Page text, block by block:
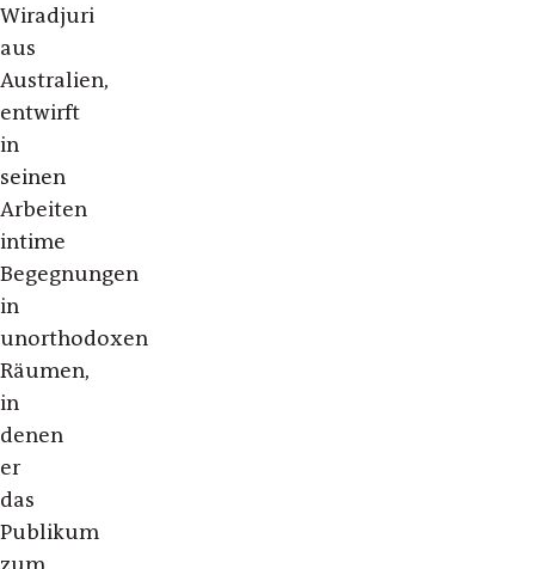
Wiradjuri
aus
Australien,
entwirft
in
seinen
Arbeiten
intime
Begegnungen
in
unorthodoxen
Räumen,
in
denen
er
das
Publikum